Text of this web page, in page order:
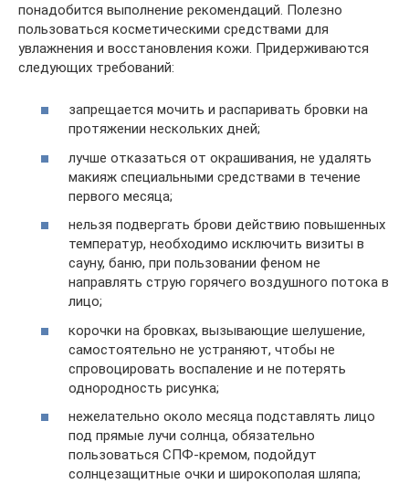
понадобится выполнение рекомендаций. Полезно
пользоваться косметическими средствами для
увлажнения и восстановления кожи. Придерживаются
следующих требований:
запрещается мочить и распаривать бровки на
протяжении нескольких дней;
лучше отказаться от окрашивания, не удалять
макияж специальными средствами в течение
первого месяца;
нельзя подвергать брови действию повышенных
температур, необходимо исключить визиты в
сауну, баню, при пользовании феном не
направлять струю горячего воздушного потока в
лицо;
корочки на бровках, вызывающие шелушение,
самостоятельно не устраняют, чтобы не
спровоцировать воспаление и не потерять
однородность рисунка;
нежелательно около месяца подставлять лицо
под прямые лучи солнца, обязательно
пользоваться СПФ-кремом, подойдут
солнцезащитные очки и широкополая шляпа;